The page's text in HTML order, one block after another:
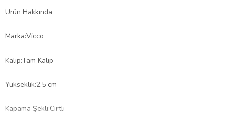
Ürün Hakkında
Marka:Vicco
Kalıp:Tam Kalıp
Yükseklik:2.5 cm
Kapama Şekli:Cırtlı